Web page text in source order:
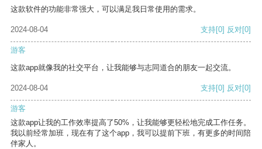
这款软件的功能非常强大，可以满足我日常使用的需求。
2024-08-04 支持[0] 反对[0]
游客
这款app就像我的社交平台，让我能够与志同道合的朋友一起交流。
2024-08-04 支持[0] 反对[0]
游客
这款app让我的工作效率提高了50%，让我能够更轻松地完成工作任务。
我以前经常加班，现在有了这个app，我可以提前下班，有更多的时间陪
伴家人。